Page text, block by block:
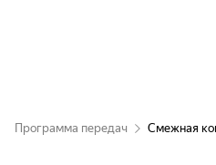
Программа передач Смежная